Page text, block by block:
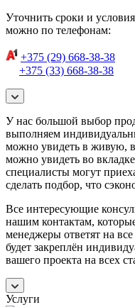
Уточнить сроки и
можно по телефонам:
+375 (29) 668-38-38
+375 (33) 668-38-38
У нас большой выбор
выполняем
можно увидеть в живую,
можно увидеть во
специалисты могут
сделать подбор, что
Все интересующие
нашим контактам,
менеджеры ответят на
будет закреплён
вашего проекта на всех
Услуги